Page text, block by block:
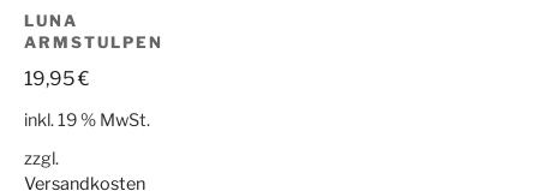
LUNA
ARMSTULPEN
19,95€
inkl. 19 % MwSt.
zzgl.
Versandkosten